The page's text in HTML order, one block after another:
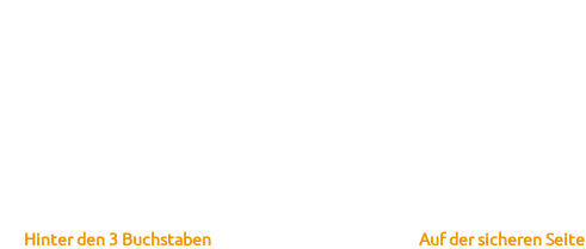
Hinter den 3 Buchstaben Auf der sicheren Seite